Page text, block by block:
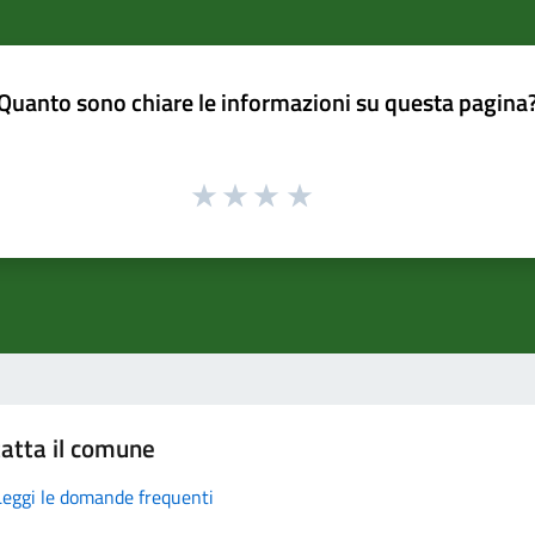
sono chiare le informazioni su questa
il comune
le domande frequenti